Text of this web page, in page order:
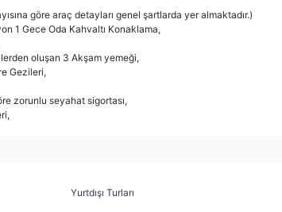
göre araç detayları genel şartlarda yer almaktadır.)
1 Gece Oda Kahvaltı Konaklama,
oluşan 3 Akşam yemeği,
Gezileri,
zorunlu seyahat sigortası,
Yurtdışı Turları